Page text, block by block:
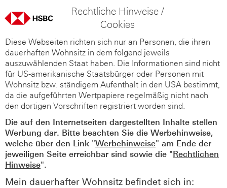
Rechtliche Hinweise /
Cookies
Diese Webseiten richten sich nur an Personen, die ihren
dauerhaften Wohnsitz in dem folgend jeweils
auszuwählenden Staat haben. Die Informationen sind nicht
für US-amerikanische Staatsbürger oder Personen mit
Wohnsitz bzw. ständigem Aufenthalt in den USA bestimmt,
da die aufgeführten Wertpapiere regelmäßig nicht nach
den dortigen Vorschriften registriert worden sind.
Die auf den Internetseiten dargestellten Inhalte stellen
Werbung dar. Bitte beachten Sie die Werbehinweise,
welche über den Link "Werbehinweise" am Ende der
jeweiligen Seite erreichbar sind sowie die "Rechtlichen
Hinweise".
Mein dauerhafter Wohnsitz befindet sich in: